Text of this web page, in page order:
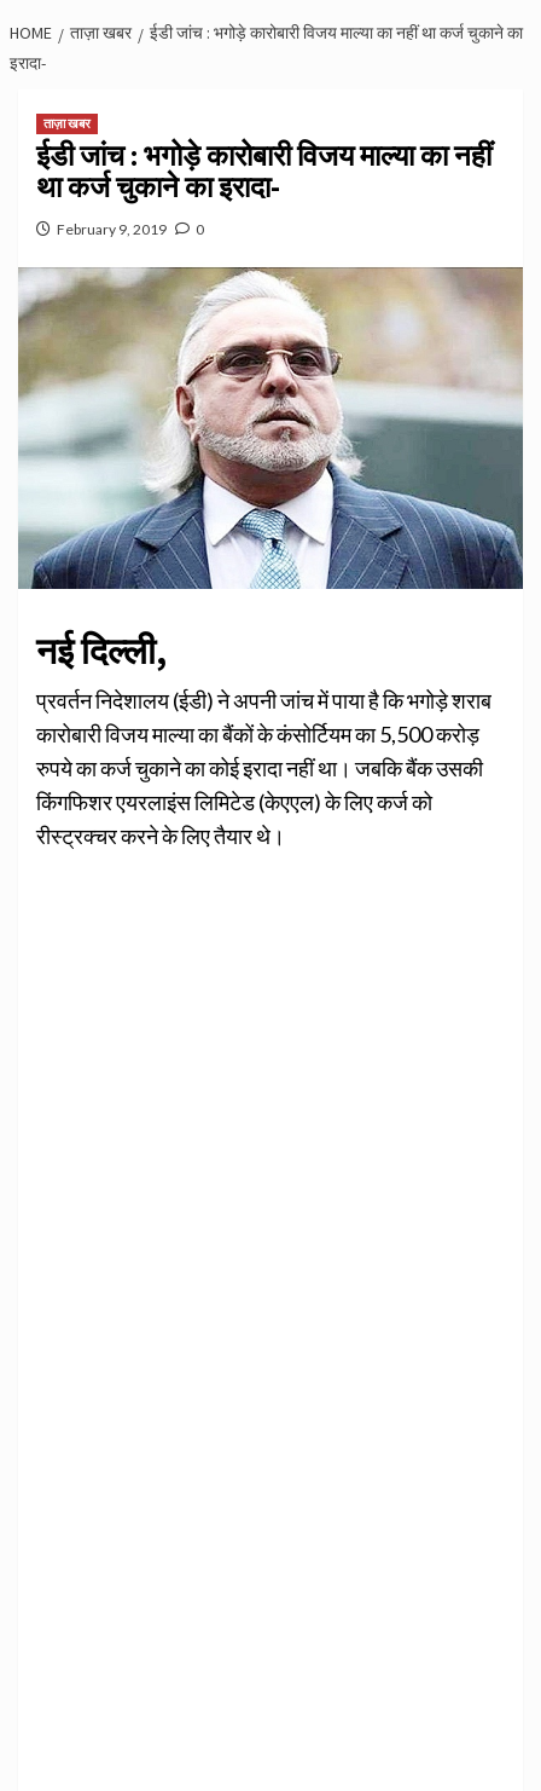
HOME ताज़ा खबर
ईडी जांच : भगोड़े कारोबारी विजय माल्या का नहीं था कर्ज चुकाने का
इरादा-
ताज़ा खबर
ईडी जांच : भगोड़े कारोबारी विजय माल्या का नहीं
था कर्ज चुकाने का इरादा-
February 9, 2019 0
नई दिल्ली,
प्रवर्तन निदेशालय (ईडी) ने अपनी जांच में पाया है कि भगोड़े शराब
कारोबारी विजय माल्या का बैंकों के कंसोर्टियम का 5,500 करोड़
रुपये का कर्ज चुकाने का कोई इरादा नहीं था। जबकि बैंक उसकी
किंगफिशर एयरलाइंस लिमिटेड (केएएल) के लिए कर्ज को
रीस्ट्रक्चर करने के लिए तैयार थे।